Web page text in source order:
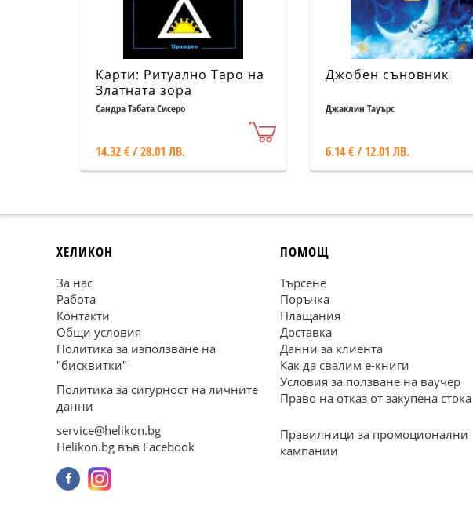
Карти: Ритуално Таро на
Златната зора
Сандра Табата Сисеро
14.32 € / 28.01 ЛВ.
Джобен съновник
Джаклин Тауърс
6.14 € / 12.01 ЛВ.
ХЕЛИКОН
За нас
Работа
Контакти
Общи условия
Политика за използване на
"бисквитки"
Политика за сигурност на личните
данни
service@helikon.bg
Helikon.bg във Facebook
ПОМОЩ
Търсене
Поръчка
Плащания
Доставка
Данни за клиента
Как да свалим е-книги
Условия за ползване на ваучер
Право на отказ от закупена стока
Правилници за промоционални
кампании